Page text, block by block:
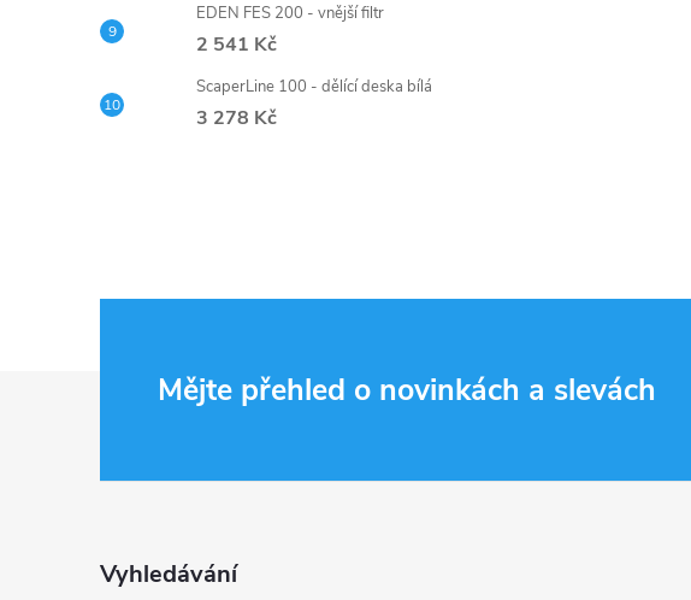
EDEN FES 200 - vnější filtr
2 541 Kč
ScaperLine 100 - dělící deska bílá
3 278 Kč
Mějte přehled o novinkách a slevách
Vyhledávání